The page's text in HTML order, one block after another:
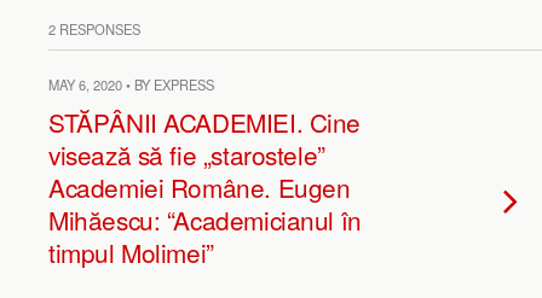
2 RESPONSES
MAY 6, 2020 • BY EXPRESS
STĂPÂNII ACADEMIEI. Cine
visează să fie „starostele”
Academiei Române. Eugen
Mihăescu: “Academicianul în
timpul Molimei”